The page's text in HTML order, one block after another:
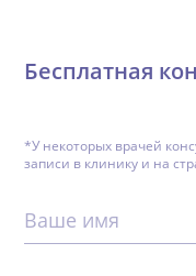
Бесплатная
*У некоторых врачей
записи в клинику и на
Ваше имя